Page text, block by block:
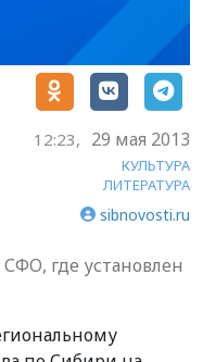
12:23, 29 мая 2013
КУЛЬТУРА
ЛИТЕРАТУРА
sibnovosti.ru
где установлен